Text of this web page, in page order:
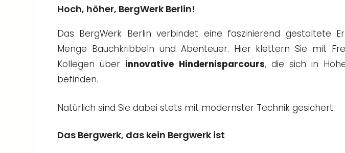
Hoch, höher, BergWerk Berlin!
Das BergWerk Berlin verbindet eine faszinierend gestaltete
Menge Bauchkribbeln und Abenteuer. Hier klettern Sie mit
Kollegen über innovative Hindernisparcours, die sich in
befinden.
Natürlich sind Sie dabei stets mit modernster Technik gesichert.
Das Bergwerk, das kein Bergwerk ist